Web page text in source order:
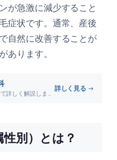
が急激に減少すること
症状です。通常、産後
自然に改善することが
あります。
妊娠・産後の美容皮膚科について詳しく解説します。
詳しく見る →
別）とは？